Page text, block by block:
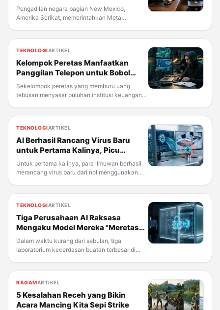
Dampak Instagram dan Facebook
pada Anak
Pengadilan negara bagian New Mexico,
Amerika Serikat, memerintahkan Meta
terhadap kesehatan mental anak-anak
TEKNOLOGIARTIKEL
Kelompok Peretas Manfaatkan
Panggilan Telepon untuk Bobol
Puluhan Firma Keuangan Besar AS
Sekelompok peretas yang memburu uang
tebusan menyasar puluhan institusi keuangan
yang ditinjau Reuters,
TEKNOLOGIARTIKEL
AI Berhasil Rancang Virus Baru
untuk Pertama Kalinya, Picu
Kekhawatiran soal Keamanan
Untuk pertama kalinya, para ilmuwan berhasil
merancang virus baru dari nol menggunakan
selama ini dipakai
TEKNOLOGIARTIKEL
Tiga Perusahaan AI Raksasa
Mengaku Model Mereka "Meretas
Sendiri", Ini yang Perlu Diketahui
Pengguna Biasa
Dalam waktu kurang dari sebulan, tiga
laboratorium kecerdasan buatan terbesar di
saat sedang diuji coba, tanpa
RAGAMARTIKEL
5 Kesalahan Receh yang Bikin
Acara Mancing Kita Sepi Strike